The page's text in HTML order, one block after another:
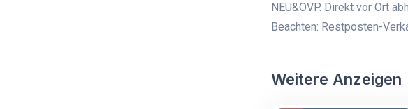
NEU&OVP. Direkt vor Ort
Beachten: Restposten-
Weitere Anzeigen